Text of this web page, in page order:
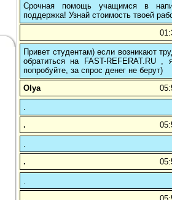
Срочная помощь учащимся в
поддержка! Узнай стоимость твоей
Привет студентам) если возникают
обратиться на FAST-
попробуйте, за спрос денег не берут)
Olya
.
.
.
.
.